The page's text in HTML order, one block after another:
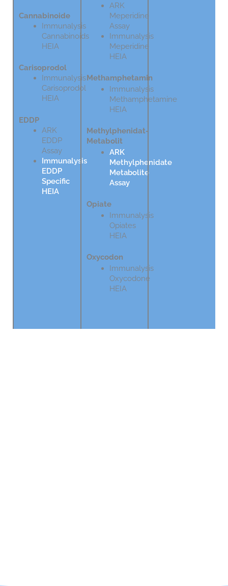
Cannabinoide
Immunalysis
Cannabinoids
HEIA
Carisoprodol
Immunalysis
Carisoprodol
HEIA
EDDP
ARK
EDDP
Assay
Immunalysis
EDDP
Specific
HEIA
ARK
Meperidine
Assay
Immunalysis
Meperidine
HEIA
Methamphetamin
Immunalysis
Methamphetamine
HEIA
Methylphenidat-
Metabolit
ARK
Methylphenidate
Metabolite
Assay
Opiate
Immunalysis
Opiates
HEIA
Oxycodon
Immunalysis
Oxycodone
HEIA